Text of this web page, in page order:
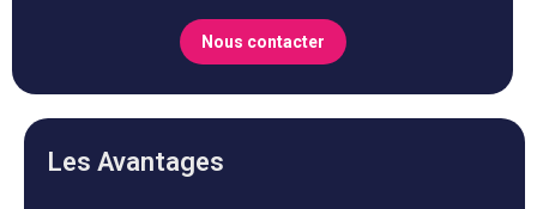
Nous contacter
Les Avantages